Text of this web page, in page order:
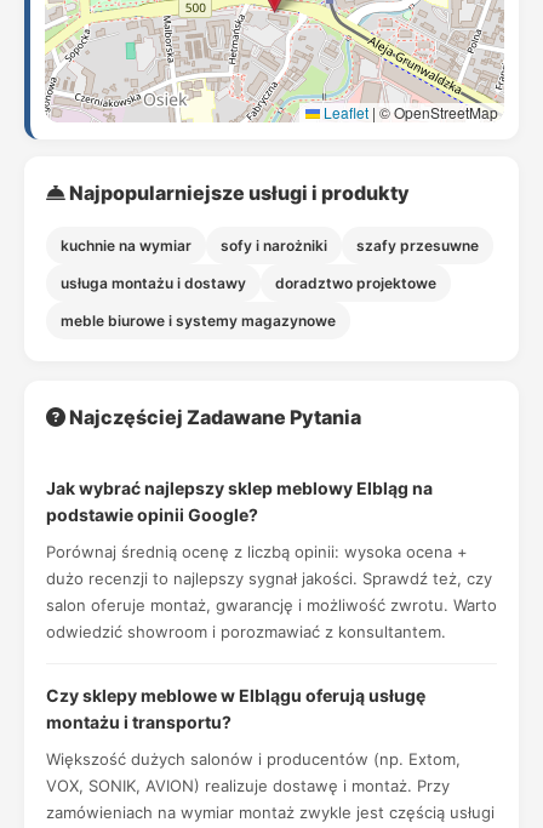
Leaflet | © OpenStreetMap
Najpopularniejsze usługi i produkty
kuchnie na wymiar sofy i narożniki szafy przesuwne
usługa montażu i dostawy doradztwo projektowe
meble biurowe i systemy magazynowe
Najczęściej Zadawane Pytania
Jak wybrać najlepszy sklep meblowy Elbląg na
podstawie opinii Google?
Porównaj średnią ocenę z liczbą opinii: wysoka ocena +
dużo recenzji to najlepszy sygnał jakości. Sprawdź też, czy
salon oferuje montaż, gwarancję i możliwość zwrotu. Warto
odwiedzić showroom i porozmawiać z konsultantem.
Czy sklepy meblowe w Elblągu oferują usługę
montażu i transportu?
Większość dużych salonów i producentów (np. Extom,
VOX, SONIK, AVION) realizuje dostawę i montaż. Przy
zamówieniach na wymiar montaż zwykle jest częścią usługi